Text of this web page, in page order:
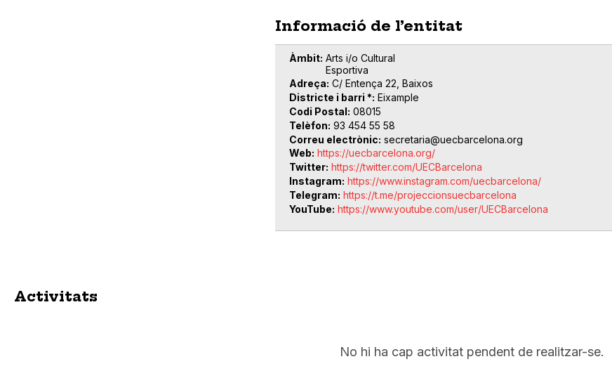
Informació de l’entitat
Àmbit Arts i/o Cultural
Esportiva
Adreça C/ Entença 22, Baixos
Districte i barri * Eixample
Codi Postal 08015
Telèfon 93 454 55 58
Correu electrònic secretaria@uecbarcelona.org
Web https://uecbarcelona.org/
Twitter https://twitter.com/UECBarcelona
Instagram https://www.instagram.com/uecbarcelona/
Telegram https://t.me/projeccionsuecbarcelona
YouTube https://www.youtube.com/user/UECBarcelona
Activitats
No hi ha cap activitat pendent de realitzar-se.